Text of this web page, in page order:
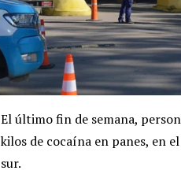
El último fin de semana,
kilos de cocaína en panes, en
sur.